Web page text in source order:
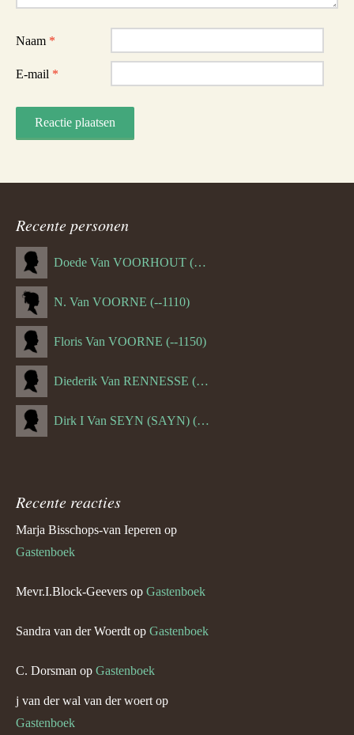
Naam *
E-mail *
Recente personen
Doede Van VOORHOUT (Van FORNEHOLT) (--1101)
N. Van VOORNE (--1110)
Floris Van VOORNE (--1150)
Diederik Van RENNESSE (--1144)
Dirk I Van SEYN (SAYN) (--1120)
Recente reacties
Marja Bisschops-van Ieperen op
Gastenboek
Mevr.I.Block-Geevers op Gastenboek
Sandra van der Woerdt op Gastenboek
C. Dorsman op Gastenboek
j van der wal van der woert op
Gastenboek